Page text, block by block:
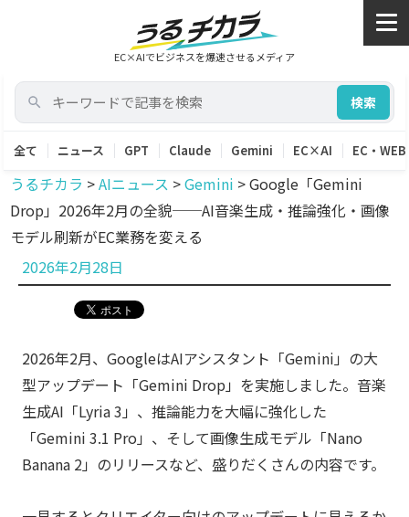
EC×AIでビジネスを爆速させるメディア
検索
全て ニュース GPT Claude Gemini EC×AI EC・WEB
うるチカラ >AIニュース >Gemini >Google「Gemini
Drop」2026年2月の全貌──AI音楽生成・推論強化・画像
モデル刷新がEC業務を変える
投
稿
2026年2月28日
2026年2月、GoogleはAIアシスタント「Gemini」の大
型アップデート「Gemini Drop」を実施しました。音楽
生成AI「Lyria 3」、推論能力を大幅に強化した
「Gemini 3.1 Pro」、そして画像生成モデル「Nano
Banana 2」のリリースなど、盛りだくさんの内容です。